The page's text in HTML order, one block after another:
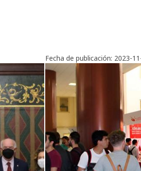
Fecha de publicación: 2023-